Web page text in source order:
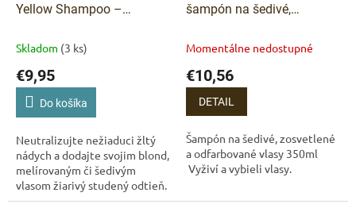
Yellow Shampoo –
blond vlasy 375 ml
Šampón 375 ml –
Neutralizácia žltých tónov
Skladom (3 ks)
€9,95
Do košíka
Neutralizujte nežiaduci žltý
nádych a dodajte svojim blond,
melírovaným či šedivým
vlasom žiarivý studený odtieň.
KEZY Macadamia Anti-Yellow
šampón na šedivé,
vlasy 350 ml
Momentálne nedostupné
€10,56
DETAIL
Šampón na šedivé, zosvetlené
a odfarbované vlasy 350ml​​
Vyživí a vybieli vlasy.